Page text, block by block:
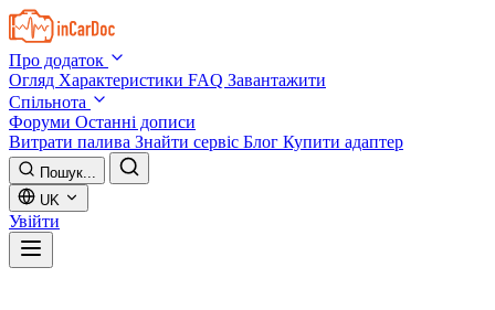
Skip to main content
Про додаток
Огляд Характеристики FAQ Завантажити
Спільнота
Форуми Останні дописи
Витрати палива Знайти сервіс Блог Купити адаптер
Пошук...
UK
Увійти